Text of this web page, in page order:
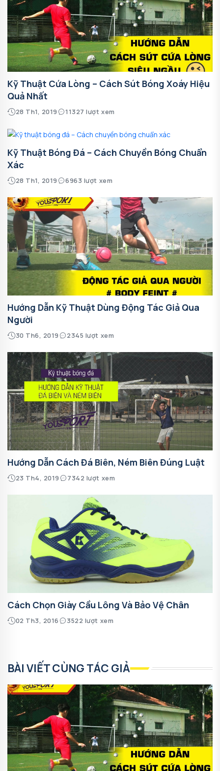
Kỹ Thuật Cứa Lòng – Cách Sút Bóng Xoáy Hiệu
Quả Nhất
28 Th1, 2019 11327 lượt xem
Kỹ Thuật Bóng Đá – Cách Chuyền Bóng Chuẩn
Xác
28 Th1, 2019 6963 lượt xem
Hướng Dẫn Kỹ Thuật Dùng Động Tác Giả Qua
Người
30 Th6, 2019 2345 lượt xem
Hướng Dẫn Cách Đá Biên, Ném Biên Đúng Luật
23 Th4, 2019 7342 lượt xem
Cách Chọn Giày Cầu Lông Và Bảo Vệ Chân
02 Th3, 2016 3522 lượt xem
BÀI VIẾT CÙNG TÁC GIẢ